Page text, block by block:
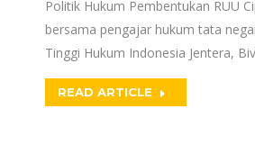
Politik Hukum Pembentukan RUU
bersama pengajar hukum tata
Tinggi Hukum Indonesia Jentera,
READ ARTICLE